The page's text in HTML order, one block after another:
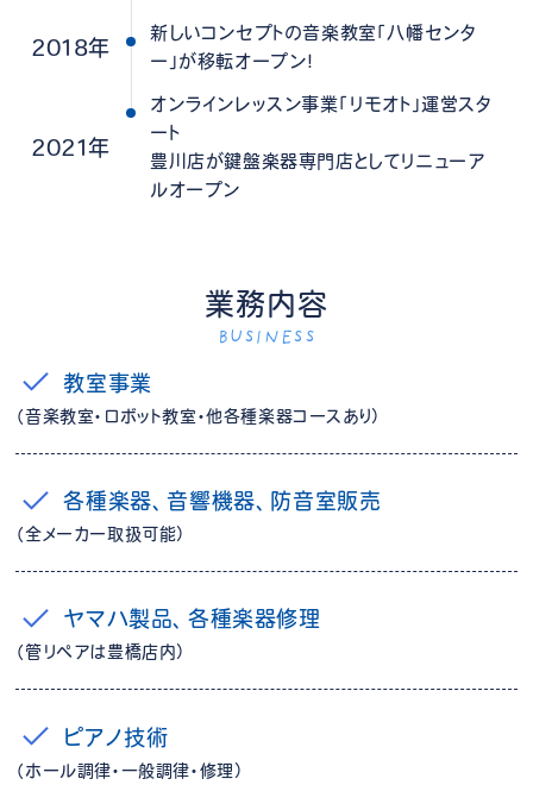
2018年
新しいコンセプトの音楽教室「八幡センタ
ー」が移転オープン！
2021年
オンラインレッスン事業「リモオト」運営スタ
ート
豊川店が鍵盤楽器専門店としてリニューア
ルオープン
業務内容
BUSINESS
教室事業
（音楽教室・ロボット教室・他各種楽器コースあり）
各種楽器、音響機器、防音室販売
（全メーカー取扱可能）
ヤマハ製品、各種楽器修理
（管リペアは豊橋店内）
ピアノ技術
（ホール調律・一般調律・修理）